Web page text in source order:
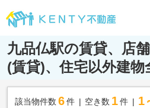
九品仏駅の賃貸、店
(賃貸)、住宅以外建物
該当物件数 6件 空き数 1 件 1